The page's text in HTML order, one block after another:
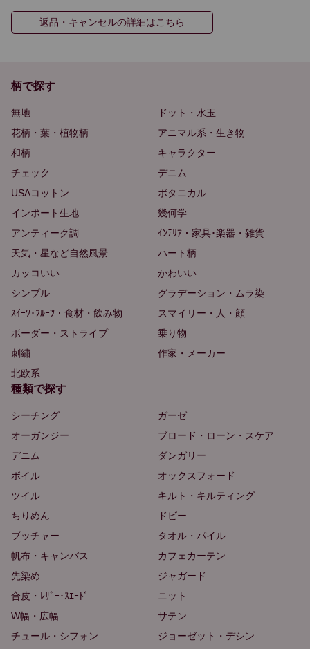
返品・キャンセルの詳細はこちら
柄で探す
無地
ドット・水玉
花柄・葉・植物柄
アニマル系・生き物
和柄
キャラクター
チェック
デニム
USAコットン
ボタニカル
インポート生地
幾何学
アンティーク調
ｲﾝﾃﾘｱ・家具･楽器・雑貨
天気・星など自然風景
ハート柄
カッコいい
かわいい
シンプル
グラデーション・ムラ染
ｽｲｰﾂ･ﾌﾙｰﾂ・食材・飲み物
スマイリー・人・顔
ボーダー・ストライプ
乗り物
刺繍
作家・メーカー
北欧系
種類で探す
シーチング
ガーゼ
オーガンジー
ブロード・ローン・スケア
デニム
ダンガリー
ボイル
オックスフォード
ツイル
キルト・キルティング
ちりめん
ドビー
ブッチャー
タオル・パイル
帆布・キャンバス
カフェカーテン
先染め
ジャガード
合皮・ﾚｻﾞｰ･ｽｴｰﾄﾞ
ニット
W幅・広幅
サテン
チュール・シフォン
ジョーゼット・デシン